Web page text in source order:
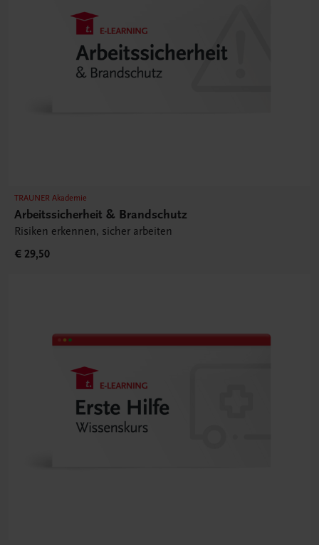
TRAUNER Akademie
Arbeitssicherheit & Brandschutz
Risiken erkennen, sicher arbeiten
€ 29,50